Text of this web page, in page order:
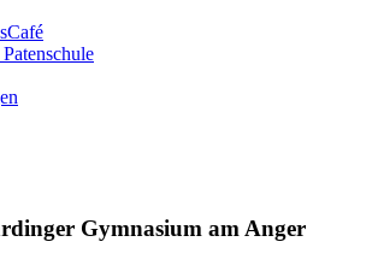
Gymnasium am Anger